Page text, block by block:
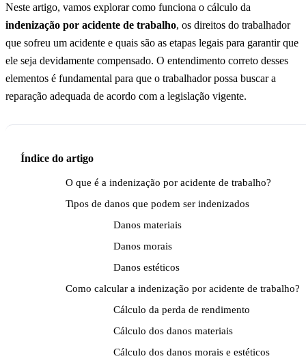
Neste artigo, vamos explorar como funciona o cálculo da
indenização por acidente de trabalho, os direitos do trabalhador
que sofreu um acidente e quais são as etapas legais para garantir que
ele seja devidamente compensado. O entendimento correto desses
elementos é fundamental para que o trabalhador possa buscar a
reparação adequada de acordo com a legislação vigente.
Índice do artigo
O que é a indenização por acidente de trabalho?
Tipos de danos que podem ser indenizados
Danos materiais
Danos morais
Danos estéticos
Como calcular a indenização por acidente de trabalho?
Cálculo da perda de rendimento
Cálculo dos danos materiais
Cálculo dos danos morais e estéticos